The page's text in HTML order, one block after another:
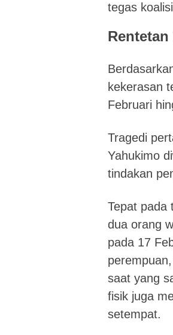
tegas
kekerasan
Februari
Tragedi
Yahukimo
tindakan
Tepat pada
dua orang
pada 17
saat yang
fisik juga
setempat.